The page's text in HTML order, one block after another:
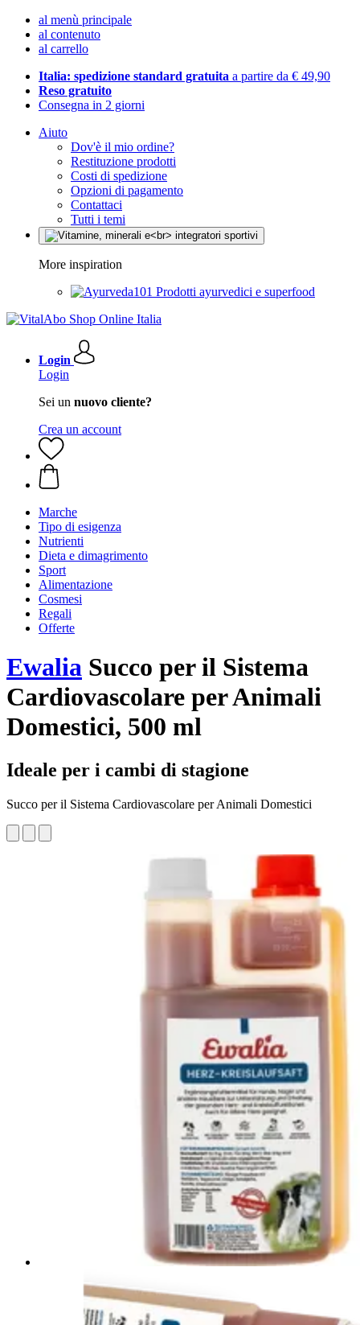
al menù principale
al contenuto
al carrello
Italia: spedizione standard gratuita a partire da € 49,90
Reso gratuito
Consegna in 2 giorni
Aiuto
Dov'è il mio ordine?
Restituzione prodotti
Costi di spedizione
Opzioni di pagamento
Contattaci
Tutti i temi
More inspiration
Prodotti ayurvedici e superfood
Login
Login
Sei un nuovo cliente?
Crea un account
Marche
Tipo di esigenza
Nutrienti
Dieta e dimagrimento
Sport
Alimentazione
Cosmesi
Regali
Offerte
Ewalia Succo per il Sistema
Cardiovascolare per Animali
Domestici, 500 ml
Ideale per i cambi di stagione
Succo per il Sistema Cardiovascolare per Animali Domestici